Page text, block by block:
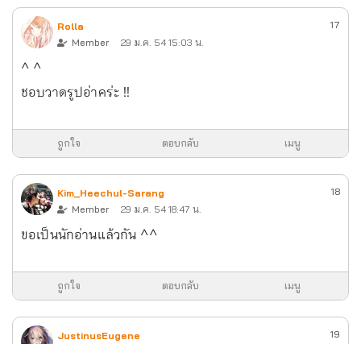
Rolla
Member
29 ม.ค. 54 15:03 น.
17
^ ^
ชอบวาดรูปอ่าคร่ะ !!
ถูกใจ ตอบกลับ เมนู
Kim_Heechul-Sarang
Member
29 ม.ค. 54 18:47 น.
18
ขอเป็นนักอ่านแล้วกัน ^^
ถูกใจ ตอบกลับ เมนู
JustinusEugene
19